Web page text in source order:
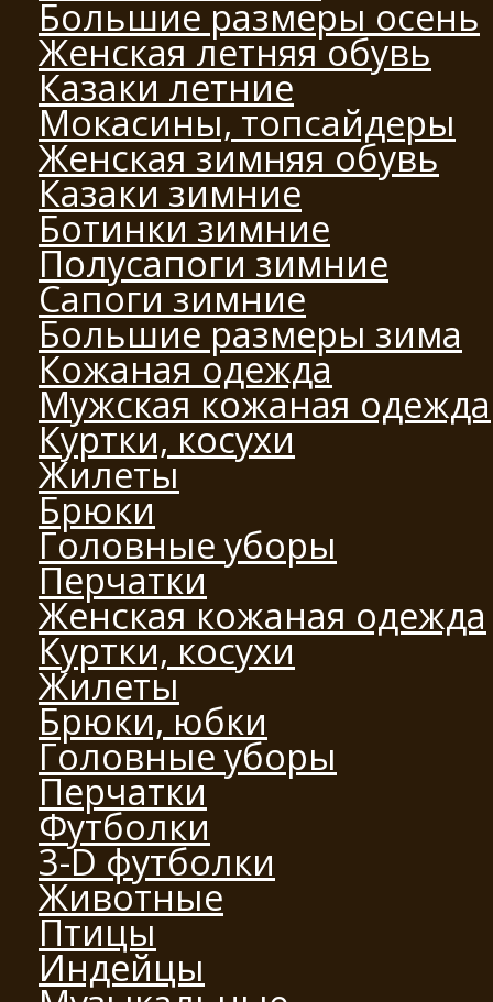
Большие размеры осень
Женская летняя обувь
Казаки летние
Мокасины, топсайдеры
Женская зимняя обувь
Казаки зимние
Ботинки зимние
Полусапоги зимние
Сапоги зимние
Большие размеры зима
Кожаная одежда
Мужская кожаная одежда
Куртки, косухи
Жилеты
Брюки
Головные уборы
Перчатки
Женская кожаная одежда
Куртки, косухи
Жилеты
Брюки, юбки
Головные уборы
Перчатки
Футболки
3-D футболки
Животные
Птицы
Индейцы